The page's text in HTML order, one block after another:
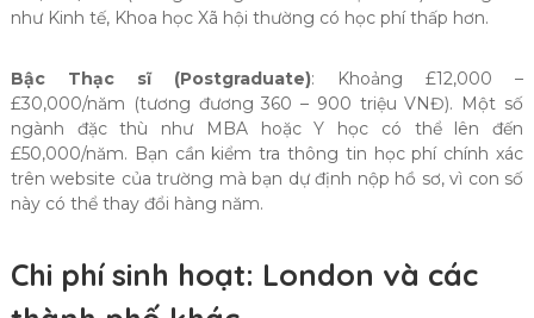
như Kinh tế, Khoa học Xã hội thường có học phí thấp hơn.
Bậc Thạc sĩ (Postgraduate): Khoảng £12,000 –
£30,000/năm (tương đương 360 – 900 triệu VNĐ). Một số
ngành đặc thù như MBA hoặc Y học có thể lên đến
£50,000/năm. Bạn cần kiểm tra thông tin học phí chính xác
trên website của trường mà bạn dự định nộp hồ sơ, vì con số
này có thể thay đổi hàng năm.
Chi phí sinh hoạt: London và các